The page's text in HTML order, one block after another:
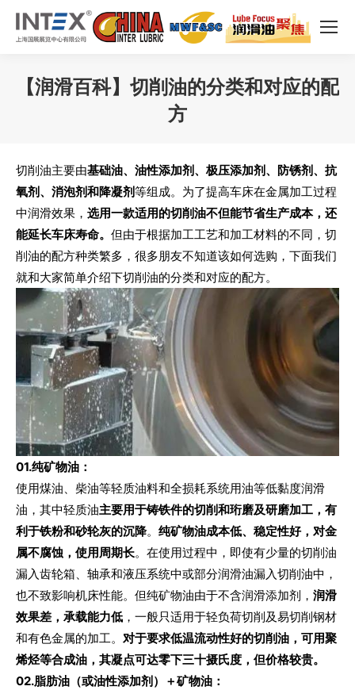
【润滑百科】切削油的分类和对应的配
方
切削油主要由基础油、油性添加剂、极压添加剂、防锈剂、抗
氧剂、消泡剂和降凝剂等组成。为了提高车床在金属加工过程
中润滑效果， 选用一款适用的切削油不但能节省生产成本，还
能延长车床寿命。 但由于根据加工工艺和加工材料的不同，切
削油的配方种类繁多，很多朋友不知道该如何选购，下面我们
就和大家简单介绍下切削油的分类和对应的配方。
01.纯矿物油：
使用煤油、柴油等轻质油料和全损耗系统用油等低黏度润滑
油，其中轻质油主要用于铸铁件的切削和珩磨及研磨加工，有
利于铁粉和砂轮灰的沉降。 纯矿物油成本低、稳定性好，对金
属不腐蚀，使用周期长。在使用过程中，即使有少量的切削油
漏入齿轮箱、轴承和液压系统中或部分润滑油漏入切削油中，
也不致影响机床性能。但纯矿物油由于不含润滑添加剂， 润滑
效果差，承载能力低 ，一般只适用于轻负荷切削及易切削钢材
和有色金属的加工。 对于要求低温流动性好的切削油，可用聚
烯烃等合成油，其凝点可达零下三十摄氏度，但价格较贵。
02.脂肪油（或油性添加剂）＋矿物油：